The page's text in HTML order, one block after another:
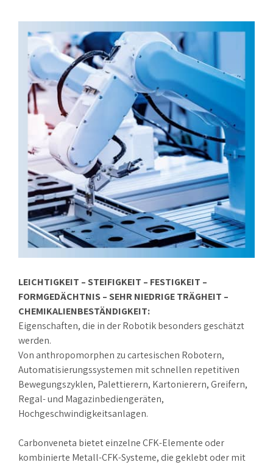
LEICHTIGKEIT – STEIFIGKEIT – FESTIGKEIT –
FORMGEDÄCHTNIS – SEHR NIEDRIGE TRÄGHEIT –
CHEMIKALIENBESTÄNDIGKEIT:
Eigenschaften, die in der Robotik besonders geschätzt
werden.
Von anthropomorphen zu cartesischen Robotern,
Automatisierungssystemen mit schnellen repetitiven
Bewegungszyklen, Palettierern, Kartonierern, Greifern,
Regal- und Magazinbediengeräten,
Hochgeschwindigkeitsanlagen.
Carbonveneta bietet einzelne CFK-Elemente oder
kombinierte Metall-CFK-Systeme, die geklebt oder mit